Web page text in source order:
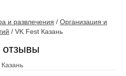
и развлечения / Организация и
/ VK Fest Казань
отзывы